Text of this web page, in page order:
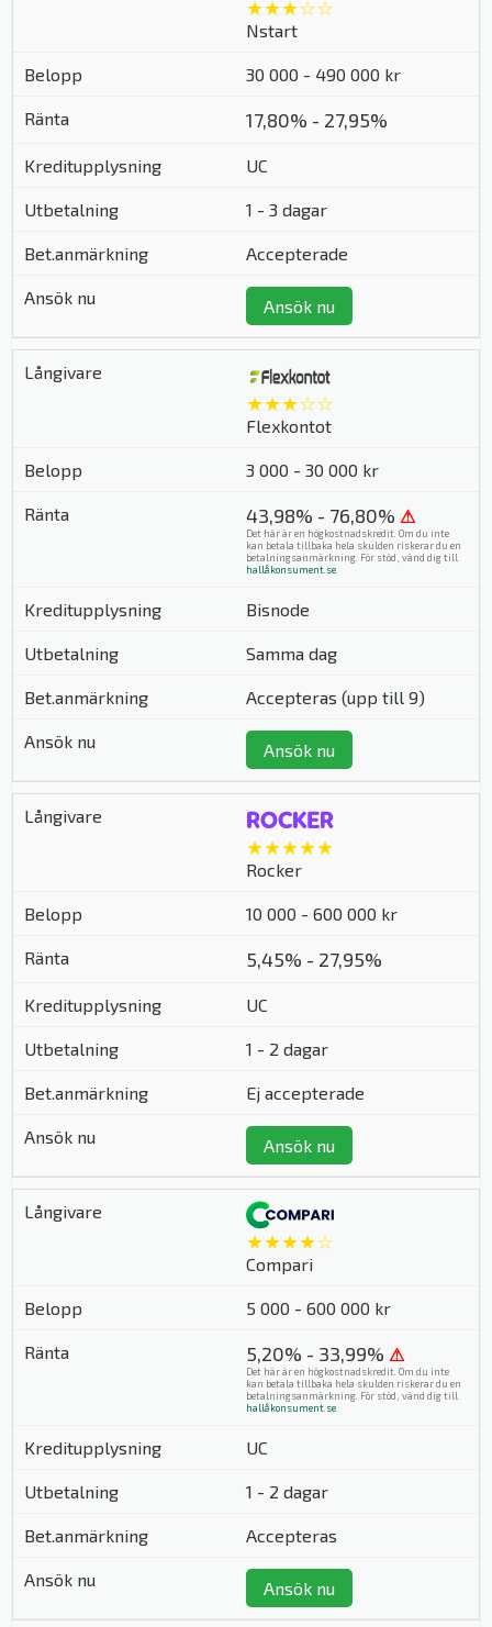
★★★☆☆
Nstart
30 000 - 490 000 kr
17,80% - 27,95%
UC
1 - 3 dagar
Accepterade
Ansök nu
★★★☆☆
Flexkontot
3 000 - 30 000 kr
43,98% - 76,80% ⚠
Det här är en högkostnadskredit. Om du inte
kan betala tillbaka hela skulden riskerar du en
betalningsanmärkning. För stöd, vänd dig till
hallåkonsument.se
Bisnode
Samma dag
Accepteras (upp till 9)
Ansök nu
★★★★★
Rocker
10 000 - 600 000 kr
5,45% - 27,95%
UC
1 - 2 dagar
Ej accepterade
Ansök nu
★★★★☆
Compari
5 000 - 600 000 kr
5,20% - 33,99% ⚠
Det här är en högkostnadskredit. Om du inte
kan betala tillbaka hela skulden riskerar du en
betalningsanmärkning. För stöd, vänd dig till
hallåkonsument.se.
UC
1 - 2 dagar
Accepteras
Ansök nu